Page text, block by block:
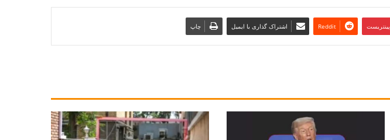
پینتریست Reddit اشتراک گذاری با ایمیل چاپ